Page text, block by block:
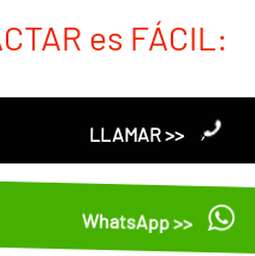
es FÁCIL:
LLAMAR >>
WhatsApp >>